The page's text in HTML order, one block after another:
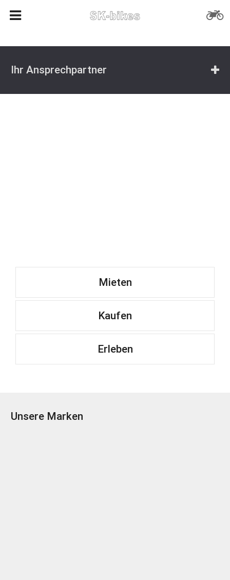
Ihr Ansprechpartner
Mieten
Kaufen
Erleben
Unsere Marken